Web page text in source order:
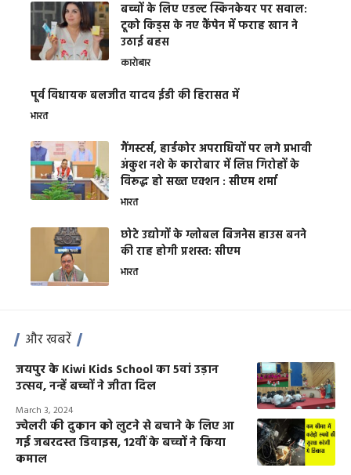
बच्चों के लिए एडल्ट स्किनकेयर पर सवाल:
टूको किड्स के नए कैंपेन में फराह खान ने
उठाई बहस
कारोबार
पूर्व विधायक बलजीत यादव ईडी की हिरासत में
भारत
गैंगस्टर्स, हार्डकोर अपराधियों पर लगे प्रभावी
अंकुश नशे के कारोबार में लिप्त गिरोहों के
विरूद्ध हो सख्त एक्शन : सीएम शर्मा
भारत
छोटे उद्योगों के ग्लोबल बिजनेस हाउस बनने
की राह होगी प्रशस्त: सीएम
भारत
और खबरें
जयपुर के Kiwi Kids School का 5वां उड़ान
उत्सव, नन्हें बच्चों ने जीता दिल
March 3, 2024
ज्वेलरी की दुकान को लुटने से बचाने के लिए आ
गई जबरदस्त डिवाइस, 12वीं के बच्चों ने किया
कमाल